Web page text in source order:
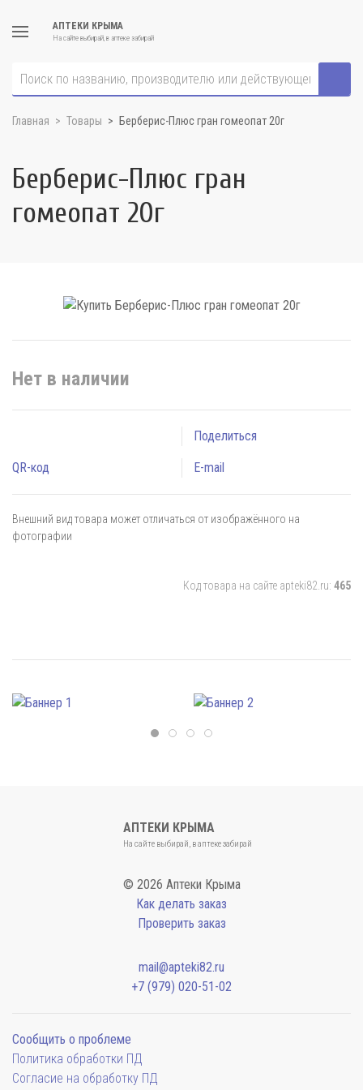
АПТЕКИ КРЫМА
На сайте выбирай, в аптеке забирай
Главная Товары Берберис-Плюс гран гомеопат 20г
Берберис-Плюс гран
гомеопат 20г
Нет в наличии
Поделиться
QR-код E-mail
Внешний вид товара может отличаться от изображённого на
фотографии
Код товара на сайте apteki82.ru: 465
АПТЕКИ КРЫМА
На сайте выбирай, в аптеке забирай
© 2026 Аптеки Крыма
Как делать заказ
Проверить заказ
mail@apteki82.ru
+7 (979) 020-51-02
Сообщить о проблеме
Политика обработки ПД
Согласие на обработку ПД